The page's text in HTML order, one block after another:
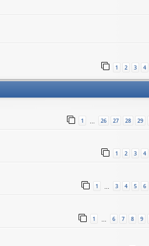
1 2 3 4
1 26 27 28 29
1 2 3 4
1 3 4 5 6
1 6 7 8 9